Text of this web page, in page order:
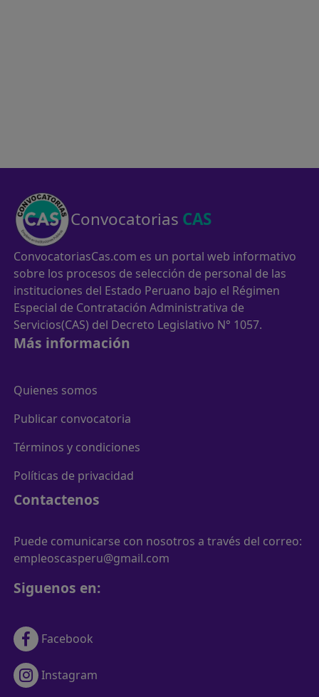
Convocatorias CAS
ConvocatoriasCas.com es un portal web informativo
sobre los procesos de selección de personal de las
instituciones del Estado Peruano bajo el Régimen
Especial de Contratación Administrativa de
Servicios(CAS) del Decreto Legislativo N° 1057.
Más información
Quienes somos
Publicar convocatoria
Términos y condiciones
Políticas de privacidad
Contactenos
Puede comunicarse con nosotros a través del correo:
empleoscasperu@gmail.com
Siguenos en:
Facebook
Instagram